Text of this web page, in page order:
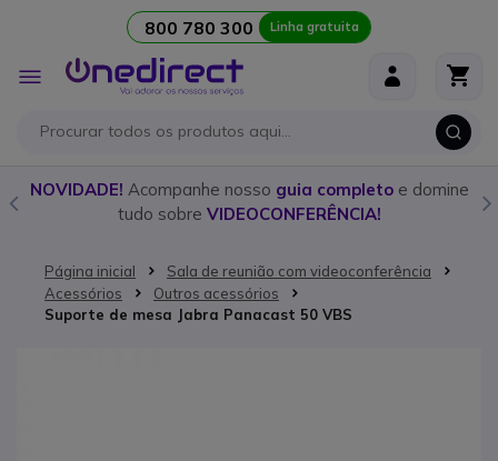
800 780 300 Linha gratuita
Alternar
Nav
NOVIDADE! Acompanhe nosso guia completoe domine
tudo sobre VIDEOCONFERÊNCIA!
Página inicial
Sala de reunião com videoconferência
Acessórios
Outros acessórios
Suporte de mesa Jabra Panacast 50 VBS